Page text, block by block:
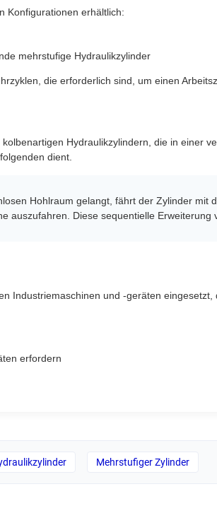
Konfigurationen erhältlich:
mehrstufige Hydraulikzylinder
die erforderlich sind, um einen
Hydraulikzylindern, die in einer
dient.
Hohlraum gelangt, fährt der Zylinder
auszufahren. Diese sequentielle
Industriemaschinen und -geräten eingesetzt,
erfordern
Mehrstufiger Zylinder